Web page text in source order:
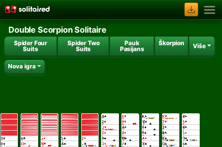
Double Scorpion Solitaire
Spider Four
Suits
Spider Two
Suits
Pauk
Pasijans
Škorpion Više
Nova igra